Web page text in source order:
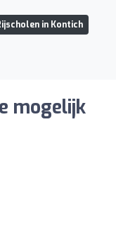
in Kontich
mogelijk